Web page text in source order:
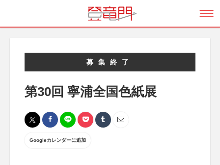
募集終了
第30回 寧浦全国色紙展
Googleカレンダーに追加